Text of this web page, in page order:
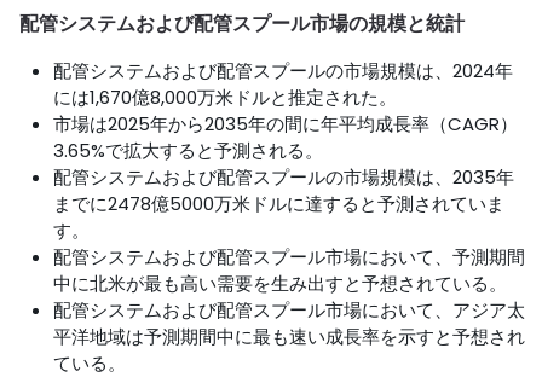
配管システムおよび配管スプール市場の規模と統計
配管システムおよび配管スプールの市場規模は、2024年
には1,670億8,000万米ドルと推定された。
市場は2025年から2035年の間に年平均成長率（CAGR）
3.65%で拡大すると予測される。
配管システムおよび配管スプールの市場規模は、2035年
までに2478億5000万米ドルに達すると予測されていま
す。
配管システムおよび配管スプール市場において、予測期間
中に北米が最も高い需要を生み出すと予想されている。
配管システムおよび配管スプール市場において、アジア太
平洋地域は予測期間中に最も速い成長率を示すと予想され
ている。